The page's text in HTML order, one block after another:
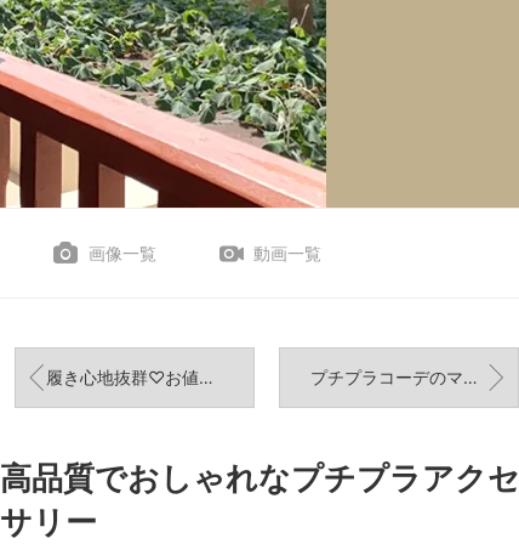
画像一覧 動画一覧
履き心地抜群♡お値段以上の優秀なプチプラパンプス プチプラコーデのマイルール★買って損なし。楽天の高見えアイテムいろいろ
高品質でおしゃれなプチプラアクセ
サリー